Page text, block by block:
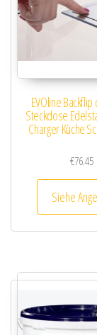
EVOline
Steckdose
Charger Küche
€76.45
Siehe